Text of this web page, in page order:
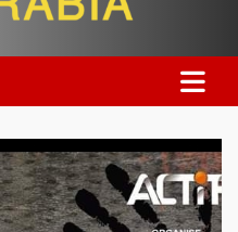
Screen Arabia